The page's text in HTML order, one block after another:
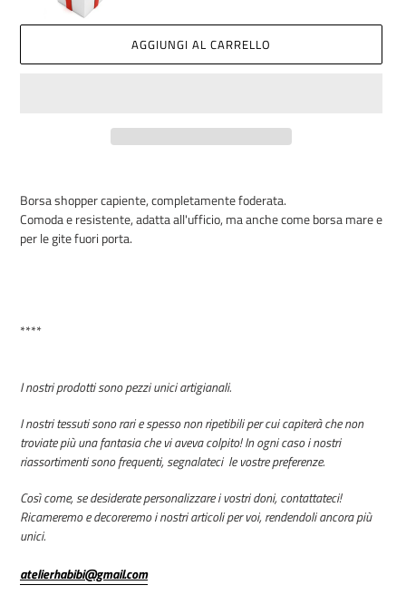
AGGIUNGI AL CARRELLO
del
prodotto
nel
carrello
Borsa shoppercapiente, completamente foderata.
Comoda e resistente, adatta all'ufficio, ma anche come borsa mare e
per le gite fuori porta.
****
I nostri prodotti sono pezzi unici artigianali.
I nostri tessuti sono rari e spesso non ripetibili per cui capiterà che non
troviate più una fantasia che vi aveva colpito! In ogni caso i nostri
riassortimenti sono frequenti, segnalateci le vostre preferenze.
Così come, se desiderate personalizzare i vostri doni, contattateci!
Ricameremo e decoreremo i nostri articoli per voi, rendendoli ancora più
unici.
atelierhabibi@gmail.com